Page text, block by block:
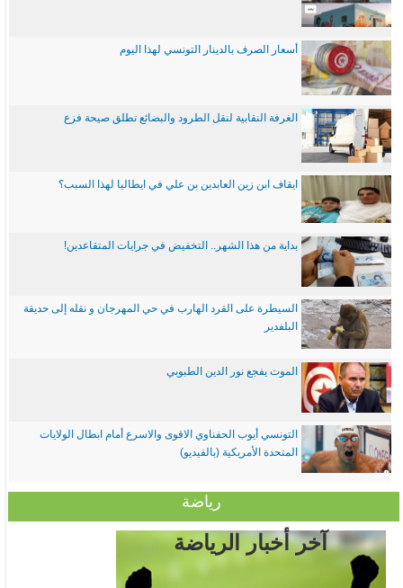
أسعار الصرف بالدينار التونسي لهذا اليوم
الغرفة النقابية لنقل الطرود والبضائع تطلق صيحة فزع
ايقاف ابن زين العابدين بن علي في ايطاليا لهذا السبب؟
بداية من هذا الشهر.. التخفيض في جرايات المتقاعدين!
السيطرة على القرد الهارب في حي المهرجان و نقله إلى حديقة
البلفدير
الموت يفجع نور الدين الطبوبي
التونسي أيوب الحفناوي الاقوى والاسرع أمام ابطال الولايات
المتحدة الأمريكية (بالفيديو)
رياضة
آخر أخبار الرياضة